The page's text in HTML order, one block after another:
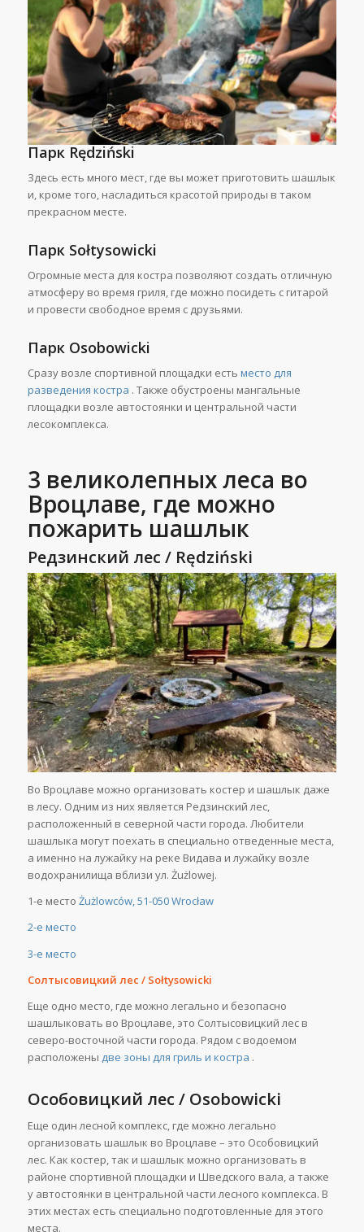
Парк Rędziński
Здесь есть много мест, где вы может приготовить шашлык
и, кроме того, насладиться красотой природы в таком
прекрасном месте.
Парк Sołtysowicki
Огромные места для костра позволяют создать отличную
атмосферу во время гриля, где можно посидеть с гитарой
и провести свободное время с друзьями.
Парк Osobowicki
Сразу возле спортивной площадки есть место для
разведения костра . Также обустроены мангальные
площадки возле автостоянки и центральной части
лесокомплекса.
3 великолепных леса во
Вроцлаве, где можно
пожарить шашлык
Редзинский лес / Rędziński
Во Вроцлаве можно организовать костер и шашлык даже
в лесу. Одним из них является Редзинский лес,
расположенный в северной части города. Любители
шашлыка могут поехать в специально отведенные места,
а именно на лужайку на реке Видава и лужайку возле
водохранилища вблизи ул. Żużlowej.
1-е место Żużlowców, 51-050 Wrocław
2-е место
3-е место
Солтысовицкий лес / Sołtysowicki
Еще одно место, где можно легально и безопасно
шашлыковать во Вроцлаве, это Солтысовицкий лес в
северо-восточной части города. Рядом с водоемом
расположены две зоны для гриль и костра .
Особовицкий лес / Osobowicki
Еще один лесной комплекс, где можно легально
организовать шашлык во Вроцлаве – это Особовицкий
лес. Как костер, так и шашлык можно организовать в
районе спортивной площадки и Шведского вала, а также
у автостоянки в центральной части лесного комплекса. В
этих местах есть специально подготовленные для этого
места.